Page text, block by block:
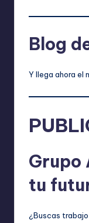
Blog
Y llega ahora el
Grupo
tu
¿Buscas